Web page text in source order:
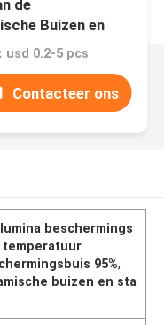
de
Buizen en
usd 0.2-5 pcs
Contacteer ons
beschermings
temperatuur
95%,
buizen en sta